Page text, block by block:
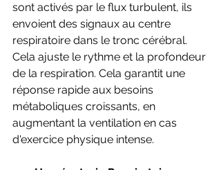
sont activés par le flux turbulent, ils
envoient des signaux au centre
respiratoire dans le tronc cérébral.
Cela ajuste le rythme et la profondeur
de la respiration. Cela garantit une
réponse rapide aux besoins
métaboliques croissants, en
augmentant la ventilation en cas
d'exercice physique intense.